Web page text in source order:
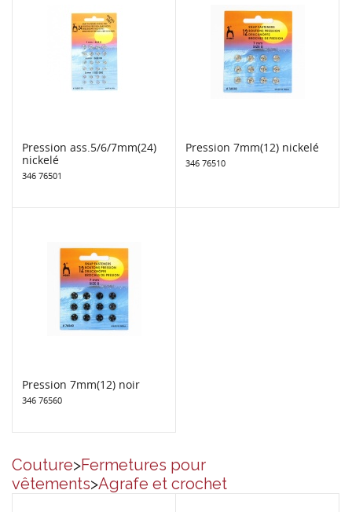
Pression ass.5/6/7mm(24)
nickelé
346 76501
Pression 7mm(12) nickelé
346 76510
Pression 7mm(12) noir
346 76560
Couture>Fermetures pour
vêtements>Agrafe et crochet